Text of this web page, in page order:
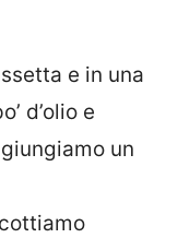
e in una
d’olio e
un